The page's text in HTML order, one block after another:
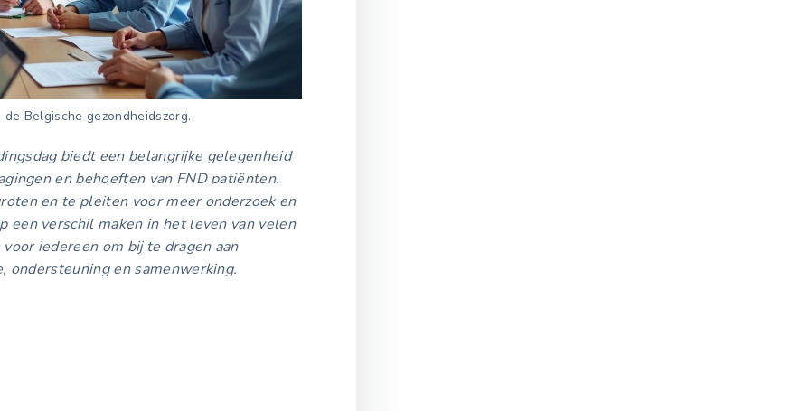
Belgische gezondheidszorg.
biedt een belangrijke gelegenheid
en behoeften van FND patiënten.
en te pleiten voor meer onderzoek en
een verschil maken in het leven van velen
iedereen om bij te dragen aan
ondersteuning en samenwerking.